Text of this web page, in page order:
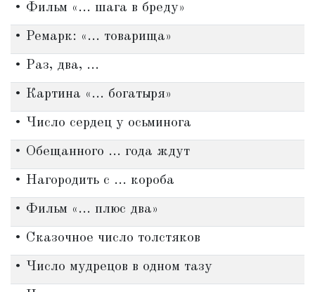
• Фильм «... шага в бреду»
• Ремарк: «... товарища»
• Раз, два, ...
• Картина «... богатыря»
• Число сердец у осьминога
• Обещанного ... года ждут
• Нагородить с ... короба
• Фильм «... плюс два»
• Сказочное число толстяков
• Число мудрецов в одном тазу